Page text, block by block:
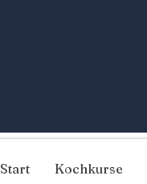
Start Kochkurse